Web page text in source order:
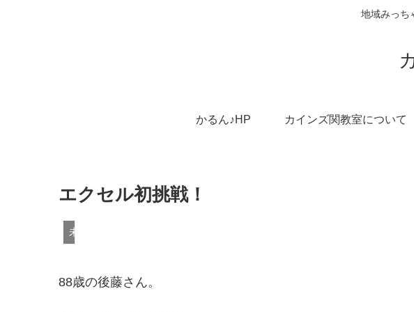
地域みっち
かるん♪HP カインズ関教室について
エクセル初挑戦！
未分類
88歳の後藤さん。